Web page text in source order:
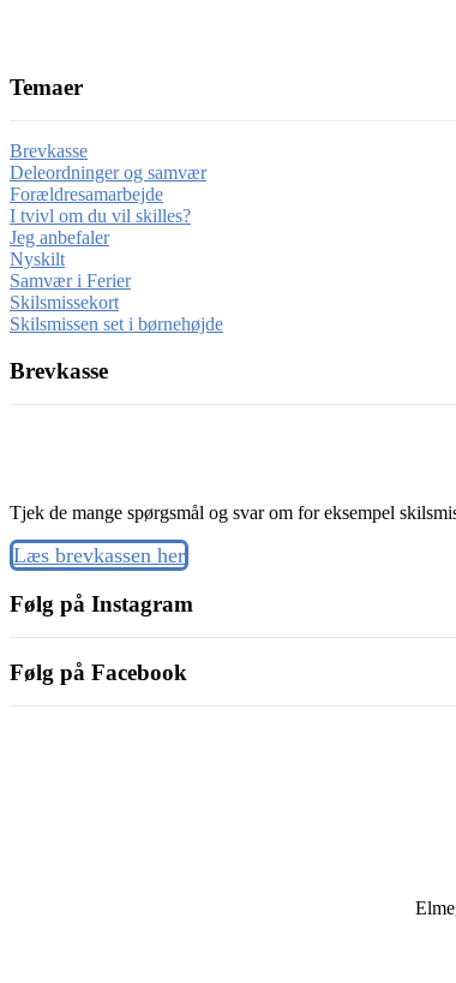
Temaer
Brevkasse
Deleordninger og samvær
Forældresamarbejde
I tvivl om du vil skilles?
Jeg anbefaler
Nyskilt
Samvær i Ferier
Skilsmissekort
Skilsmissen set i børnehøjde
Brevkasse
Tjek de mange spørgsmål og svar om for eksempel
Læs brevkassen her
Følg på Instagram
Følg på Facebook